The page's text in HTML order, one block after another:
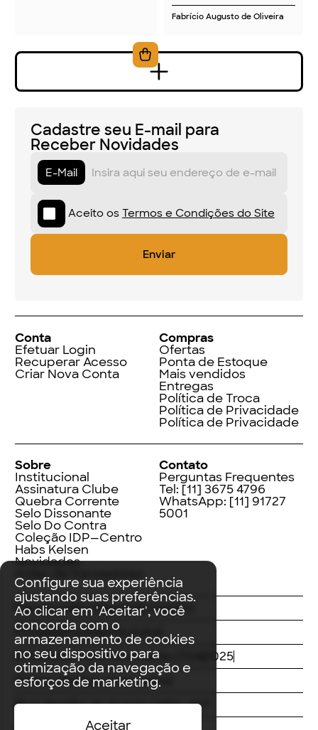
Configure sua experiência
ajustando suas preferências.
Ao clicar em 'Aceitar', você
concorda com o
armazenamento de cookies
no seu dispositivo para
otimização da navegação e
esforços de marketing.
Aceitar
Fabrício Augusto de Oliveira
Cadastre seu E-mail para
Receber Novidades
E-Mail
Aceito os Termos e Condições do Site
Conta
Efetuar Login
Recuperar Acesso
Criar Nova Conta
Compras
Ofertas
Ponta de Estoque
Mais vendidos
Entregas
Política de Troca
Política de Privacidade
Política de Privacidade
Sobre
Institucional
Assinatura Clube
Quebra Corrente
Selo Dissonante
Selo Do Contra
Coleção IDP—Centro
Habs Kelsen
Novidades
Index de Pensadores
Contato
Perguntas Frequentes
Tel: [11] 3675 4796
WhatsApp: [11] 91727
5001
FacebookInstagramLinkedIn
ThreadsTwitterYoutube
© Editora Contracorrente LTDA
2025
Todos direitos reservados
Rua Vergílio de Araújo Valim, 167